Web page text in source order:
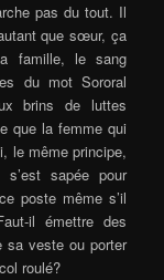
pas du tout. Il
que sœur, ça
famille, le sang
du mot Sororal
brins de luttes
que la femme qui
le même principe,
sapée pour
poste même s’il
il émettre des
sa veste ou porter
roulé?